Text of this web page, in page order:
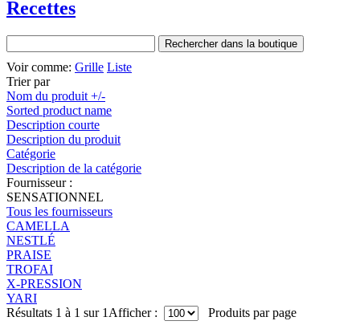
Recettes
Voir comme: Grille Liste
Trier par
Nom du produit +/-
Sorted product name
Description courte
Description du produit
Catégorie
Description de la catégorie
Fournisseur :
SENSATIONNEL
Tous les fournisseurs
CAMELLA
NESTLÉ
PRAISE
TROFAI
X-PRESSION
YARI
Résultats 1 à 1 sur 1 Afficher : Produits par page